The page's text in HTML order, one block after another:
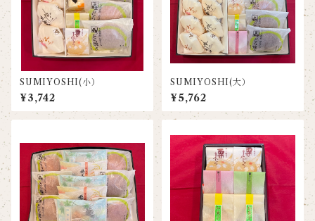
SUMIYOSHI(小）
¥3,742
SUMIYOSHI(大）
¥5,762